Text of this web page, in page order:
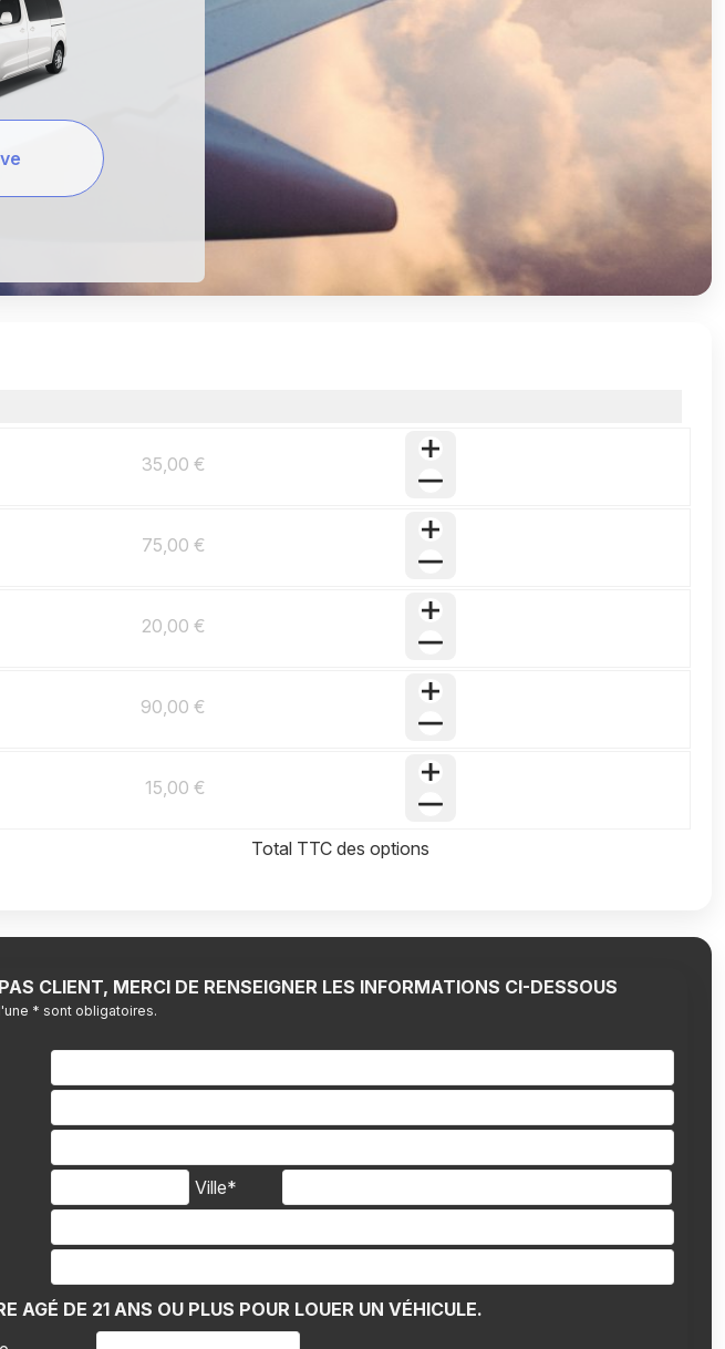
35,00 €
75,00 €
20,00 €
90,00 €
15,00 €
Total TTC des options
CLIENT, MERCI DE RENSEIGNER LES INFORMATIONS CI-DESSOUS
* sont obligatoires.
Ville*
AGÉ DE 21 ANS OU PLUS POUR LOUER UN VÉHICULE.